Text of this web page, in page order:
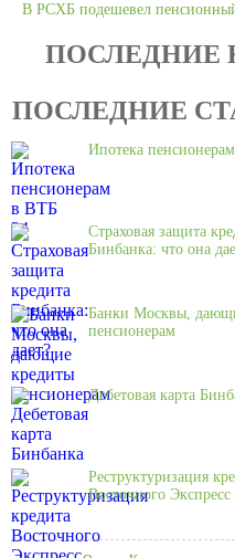
В РСХБ подешевел
ПОСЛЕДНИЕ
ПОСЛЕДНИЕ
Ипотека
Страховая защита
Бинбанка: что она
Банки Москвы,
пенсионерам
Дебетовая карта
Реструктуризация
Восточного Экспресс